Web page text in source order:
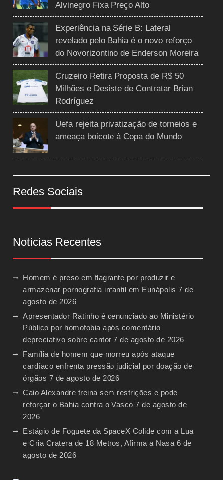
Alvinegro Fixa Preço Alto
Experiência na Série B: Lateral
revelado pelo Bahia é o novo reforço
do Novorizontino de Enderson Moreira
Cruzeiro Retira Proposta de R$ 50
Milhões e Desiste de Contratar Brian
Rodríguez
Uefa rejeita privatização de torneios e
ameaça boicote à Copa do Mundo
Redes Sociais
Notícias Recentes
Homem é preso em flagrante por produzir e
armazenar pornografia infantil em Eunápolis 7 de
agosto de 2026
Apresentador Ratinho é denunciado ao Ministério
Público por homofobia após comentário
depreciativo sobre cantor 7 de agosto de 2026
Família de homem que morreu após ataque
cardíaco enfrenta pressão judicial por doação de
órgãos 7 de agosto de 2026
Caio Alexandre treina sem restrições e pode
reforçar o Bahia contra o Vasco 7 de agosto de
2026
Estágio de Foguete da SpaceX Colide com a Lua
e Cria Cratera de 18 Metros, Afirma a Nasa 6 de
agosto de 2026